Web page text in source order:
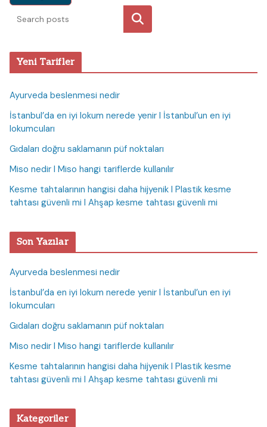
Ara
Yeni Tarifler
Ayurveda beslenmesi nedir
İstanbul’da en iyi lokum nerede yenir I İstanbul’un en iyi
lokumcuları
Gıdaları doğru saklamanın püf noktaları
Miso nedir I Miso hangi tariflerde kullanılır
Kesme tahtalarının hangisi daha hijyenik I Plastik kesme
tahtası güvenli mi I Ahşap kesme tahtası güvenli mi
Son Yazılar
Ayurveda beslenmesi nedir
İstanbul’da en iyi lokum nerede yenir I İstanbul’un en iyi
lokumcuları
Gıdaları doğru saklamanın püf noktaları
Miso nedir I Miso hangi tariflerde kullanılır
Kesme tahtalarının hangisi daha hijyenik I Plastik kesme
tahtası güvenli mi I Ahşap kesme tahtası güvenli mi
Kategoriler